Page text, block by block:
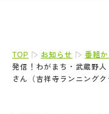
TOP お知らせ
番組
発信！わがまち・武蔵野
さん（吉祥寺ランニングク